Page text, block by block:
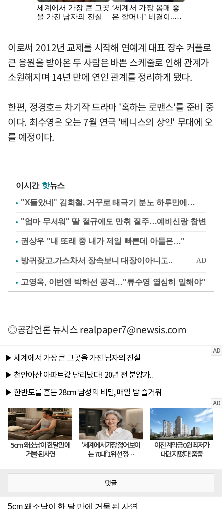
이로써 2012년 교제를 시작해 연예계 대표 장수 커플로
큰 응원을 받아온 두 사람은 바쁜 스케줄로 인해 관계가
소원해지며 14년 만에 연인 관계를 정리하게 됐다.
한편, 정경호는 차기작 드라마 '혹하는 로맨스'를 준비 중
이다. 최수영은 오는 7월 연극 '베니스의 상인' 무대에 오
를 예정이다.
이시간 핫뉴스
"X돌았네" 김희철, 거꾸로 태극기 분노 하루만에…
"엄마 무서워" 딸 절규에도 만취 질주…예비신랑 참변
권상우 "내 또래 중 내가 제일 빠른데 아들은…"
고영욱, 이번엔 박하선 공격…"류수영 열심히 일해야"
◎공감언론 뉴시스realpaper7@newsis.com
댓글